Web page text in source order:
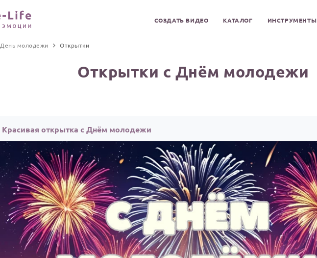
СОЗДАТЬ ВИДЕО КАТАЛОГ ИНСТРУМЕНТЫ
День молодежи Открытки
Открытки с Днём молодежи
Красивая открытка с Днём молодежи